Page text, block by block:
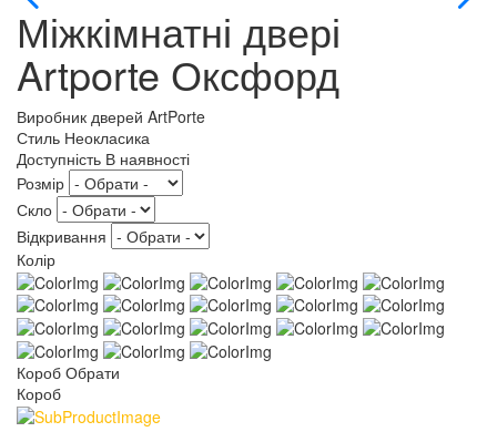
Міжкімнатні двері
Artporte Оксфорд
Виробник дверей ArtPorte
Стиль Неокласика
Доступність В наявності
Розмір
Скло
Відкривання
Колір
Короб Обрати
Короб